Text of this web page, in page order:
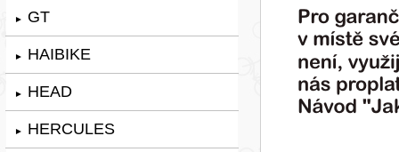
► GT
► HAIBIKE
► HEAD
► HERCULES